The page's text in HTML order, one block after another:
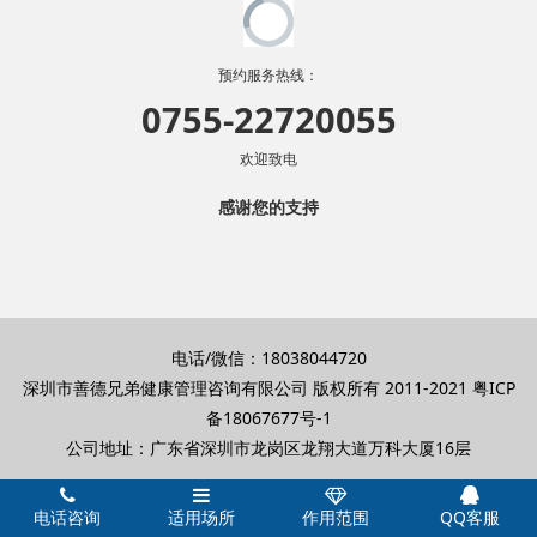
预约服务热线：
0755-22720055
欢迎致电
感谢您的支持
电话/微信：18038044720
深圳市善德兄弟健康管理咨询有限公司 版权所有 2011-2021 粤ICP
备18067677号-1
公司地址：广东省深圳市龙岗区龙翔大道万科大厦16层
电话咨询 适用场所 作用范围 QQ客服